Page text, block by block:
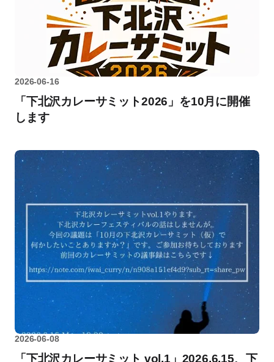
2026-06-16
「下北沢カレーサミット2026」を10月に開催
します
2026-06-08
「下北沢カレーサミット vol.1」2026.6.15、下